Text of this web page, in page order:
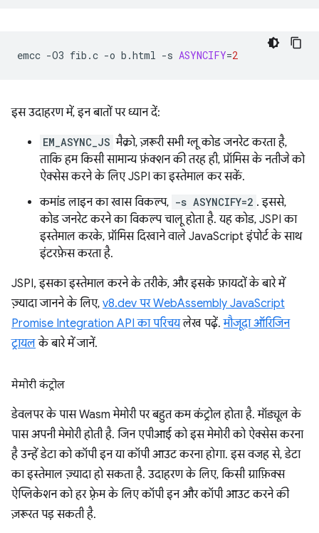
emcc -O3 fib.c -o b.html -s ASYNCIFY=2
इस उदाहरण में, इन बातों पर ध्यान दें:
EM_ASYNC_JS मैक्रो, ज़रूरी सभी ग्लू कोड जनरेट करता है,
ताकि हम किसी सामान्य फ़ंक्शन की तरह ही, प्रॉमिस के नतीजे को
ऐक्सेस करने के लिए JSPI का इस्तेमाल कर सकें.
कमांड लाइन का खास विकल्प, -s ASYNCIFY=2 . इससे,
कोड जनरेट करने का विकल्प चालू होता है. यह कोड, JSPI का
इस्तेमाल करके, प्रॉमिस दिखाने वाले JavaScript इंपोर्ट के साथ
इंटरफ़ेस करता है.
JSPI, इसका इस्तेमाल करने के तरीके, और इसके फ़ायदों के बारे में
ज़्यादा जानने के लिए, v8.dev पर WebAssembly JavaScript
Promise Integration API का परिचयलेख पढ़ें.मौजूदा ऑरिजिन
ट्रायलके बारे में जानें.
मेमोरी कंट्रोल
डेवलपर के पास Wasm मेमोरी पर बहुत कम कंट्रोल होता है. मॉड्यूल के
पास अपनी मेमोरी होती है. जिन एपीआई को इस मेमोरी को ऐक्सेस करना
है उन्हें डेटा को कॉपी इन या कॉपी आउट करना होगा. इस वजह से, डेटा
का इस्तेमाल ज़्यादा हो सकता है. उदाहरण के लिए, किसी ग्राफ़िक्स
ऐप्लिकेशन को हर फ़्रेम के लिए कॉपी इन और कॉपी आउट करने की
ज़रूरत पड़ सकती है.